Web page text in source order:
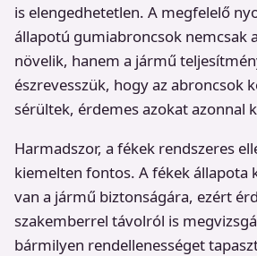
is elengedhetetlen. A megfelelő
állapotú gumiabroncsok nemcsak
növelik, hanem a jármű
észrevesszük, hogy az abroncsok
sérültek, érdemes azokat azonnal
Harmadszor, a fékek rendszeres
kiemelten fontos. A fékek állapota
van a jármű biztonságára, ezért
szakemberrel távolról is
bármilyen rendellenességet